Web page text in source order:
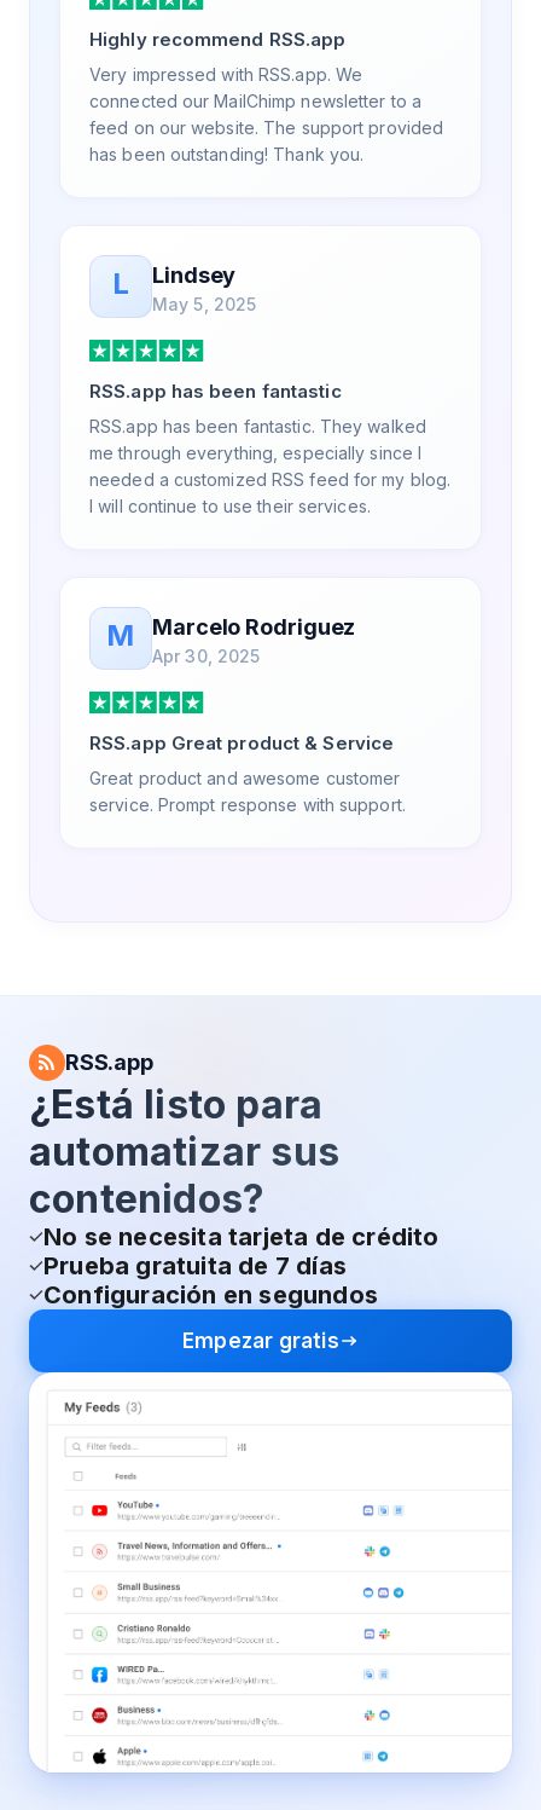
a way that my users understand and find
value in. Honestly, it has been an
exceptional experience, and I will be
pushing everyone I know to RSS.app for
their RSS needs.
Highly recommend RSS.app
Very impressed with RSS.app. We
connected our MailChimp newsletter to a
feed on our website. The support provided
has been outstanding! Thank you.
L Lindsey
May 5, 2025
RSS.app has been fantastic
RSS.app has been fantastic. They walked
me through everything, especially since I
needed a customized RSS feed for my blog.
I will continue to use their services.
M Marcelo Rodriguez
Apr 30, 2025
RSS.app Great product & Service
Great product and awesome customer
service. Prompt response with support.
RSS.app
¿Está listo para
automatizar sus
contenidos?
No se necesita tarjeta de crédito
Prueba gratuita de 7 días
Configuración en segundos
Empezar gratis